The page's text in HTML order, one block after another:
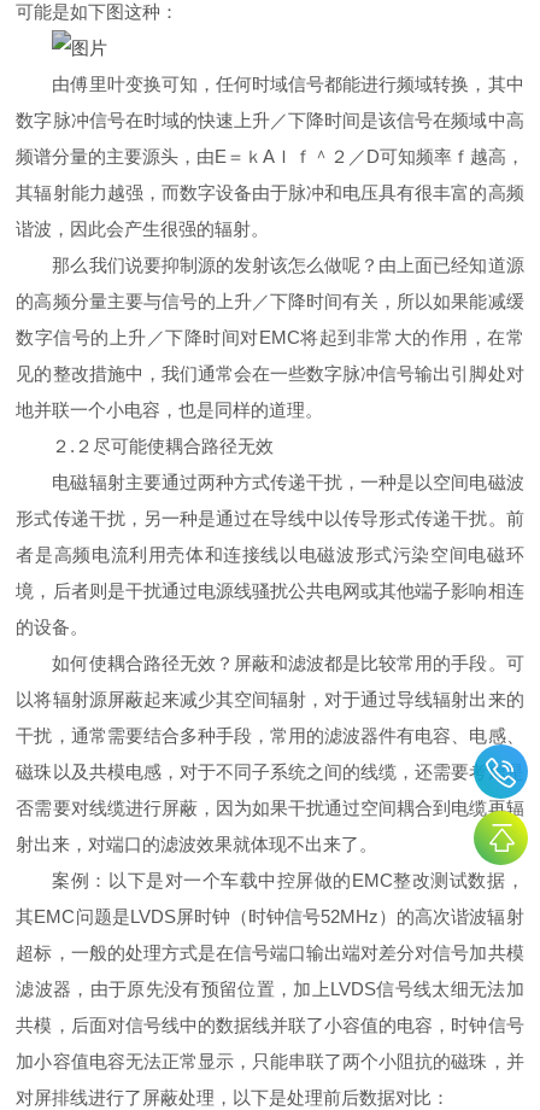
可能是如下图这种：
由傅里叶变换可知，任何时域信号都能进行频域转换，其中
数字脉冲信号在时域的快速上升／下降时间是该信号在频域中高
频谱分量的主要源头，由E＝ｋAＩｆ＾２／D可知频率ｆ越高，
其辐射能力越强，而数字设备由于脉冲和电压具有很丰富的高频
谐波，因此会产生很强的辐射。
那么我们说要抑制源的发射该怎么做呢？由上面已经知道源
的高频分量主要与信号的上升／下降时间有关，所以如果能减缓
数字信号的上升／下降时间对EMC将起到非常大的作用，在常
见的整改措施中，我们通常会在一些数字脉冲信号输出引脚处对
地并联一个小电容，也是同样的道理。
２.２尽可能使耦合路径无效
电磁辐射主要通过两种方式传递干扰，一种是以空间电磁波
形式传递干扰，另一种是通过在导线中以传导形式传递干扰。前
者是高频电流利用壳体和连接线以电磁波形式污染空间电磁环
境，后者则是干扰通过电源线骚扰公共电网或其他端子影响相连
的设备。
如何使耦合路径无效？屏蔽和滤波都是比较常用的手段。可
以将辐射源屏蔽起来减少其空间辐射，对于通过导线辐射出来的
干扰，通常需要结合多种手段，常用的滤波器件有电容、电感、
磁珠以及共模电感，对于不同子系统之间的线缆，还需要考虑是
否需要对线缆进行屏蔽，因为如果干扰通过空间耦合到电缆再辐
射出来，对端口的滤波效果就体现不出来了。
案例：以下是对一个车载中控屏做的EMC整改测试数据，
其EMC问题是LVDS屏时钟（时钟信号52MHz）的高次谐波辐射
超标，一般的处理方式是在信号端口输出端对差分对信号加共模
滤波器，由于原先没有预留位置，加上LVDS信号线太细无法加
共模，后面对信号线中的数据线并联了小容值的电容，时钟信号
加小容值电容无法正常显示，只能串联了两个小阻抗的磁珠，并
对屏排线进行了屏蔽处理，以下是处理前后数据对比：